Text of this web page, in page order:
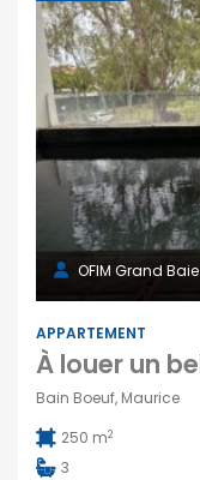
OFIM Grand Baie
APPARTEMENT
Bain Boeuf, Maurice
250 m2
3